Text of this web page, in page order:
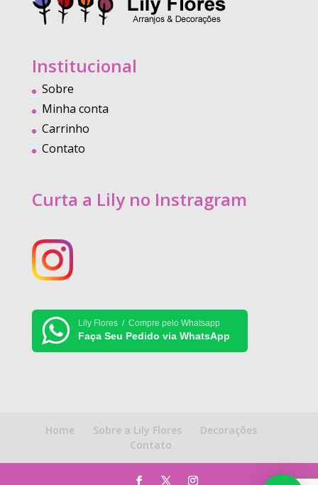
Institucional
Sobre
Minha conta
Carrinho
Contato
Curta a Lily no Instragram
Lily Flores / Compre pelo Whatsapp
Faça Seu Pedido via WhatsApp
Home Sobre a Lily Flores
Decorações
Contato